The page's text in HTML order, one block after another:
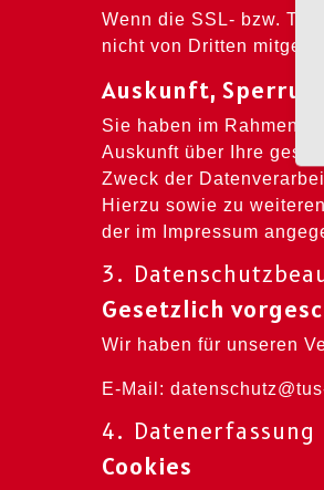
Wenn die SSL- bzw.
nicht von Dritten
Auskunft,
Sie haben im Rahmen
Auskunft über Ihre
Zweck der
Hierzu sowie zu
der im Impressum
3.
Gesetzlich
Wir haben für unseren
E-Mail:
4.
Cookies